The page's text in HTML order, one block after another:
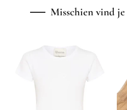
Misschien vind